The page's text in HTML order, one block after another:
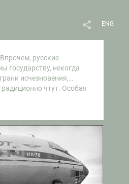
ENG
русские
государству, некогда
исчезновения,
чтут. Особая
молящихся
черта,
ходят в гости друг к
пустынные улицы
пустоты, там живут и
нужны тебе.
чуть дольше, чем
и рыбаком, начальником